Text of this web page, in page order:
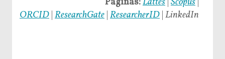
ORCID|ResearchGate|ResearcherID|LinkedIn